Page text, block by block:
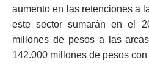
aumento en las retenciones a
este sector sumarán en el
millones de pesos a las
142.000 millones de pesos